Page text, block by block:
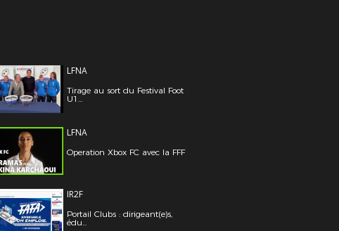
LFNA
Tirage au sort du Festival Foot
U1...
LFNA
Operation Xbox FC avec la FFF
IR2F
Portail Clubs : dirigeant(e)s,
édu...